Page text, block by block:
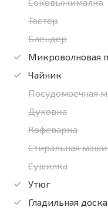
Тостер
Блендер
Микроволновая
Чайник
Посудомоечная
Духовка
Кофеварка
Стиральная
Сушилка
Утюг
Гладильная доска